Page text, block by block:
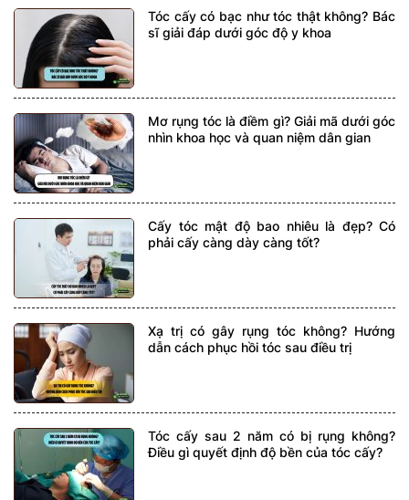
Tóc cấy có bạc như tóc thật không? Bác
sĩ giải đáp dưới góc độ y khoa
Mơ rụng tóc là điềm gì? Giải mã dưới góc
nhìn khoa học và quan niệm dân gian
Cấy tóc mật độ bao nhiêu là đẹp? Có
phải cấy càng dày càng tốt?
Xạ trị có gây rụng tóc không? Hướng
dẫn cách phục hồi tóc sau điều trị
Tóc cấy sau 2 năm có bị rụng không?
Điều gì quyết định độ bền của tóc cấy?